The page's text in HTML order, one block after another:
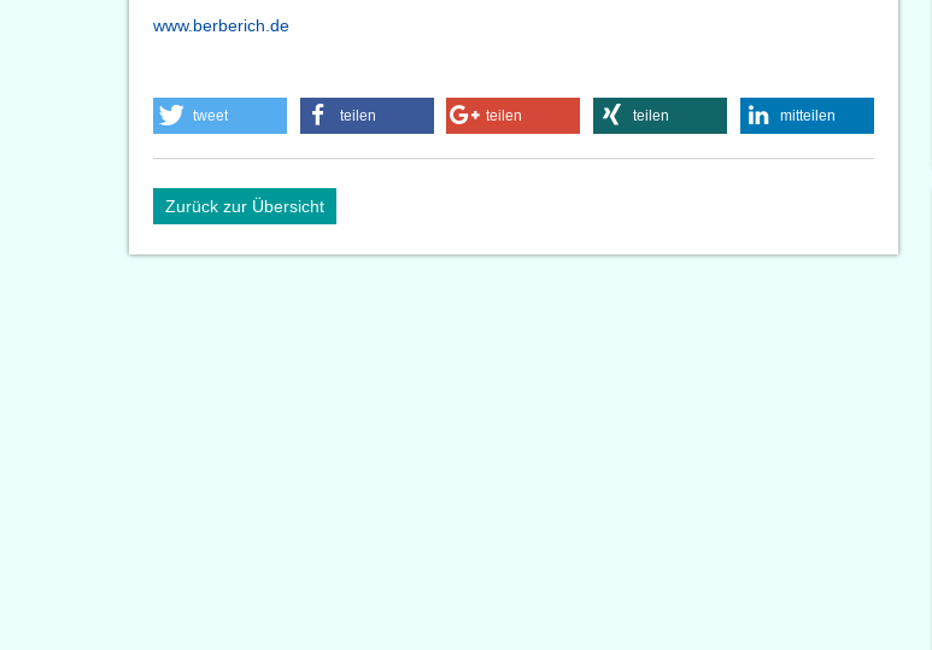
www.berberich.de
tweet teilen teilen teilen mitteilen
Zurück zur Übersicht